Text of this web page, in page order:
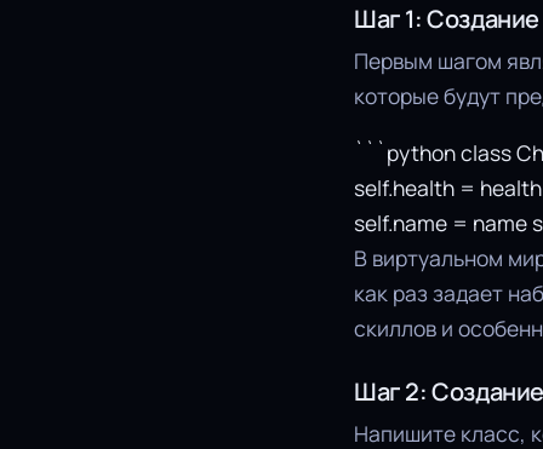
Шаг 1:
Первым шагом
которые будут
```python class
self.health =
self.name = name
В виртуальном
как раз задает
скиллов и
Шаг 2:
Напишите класс,